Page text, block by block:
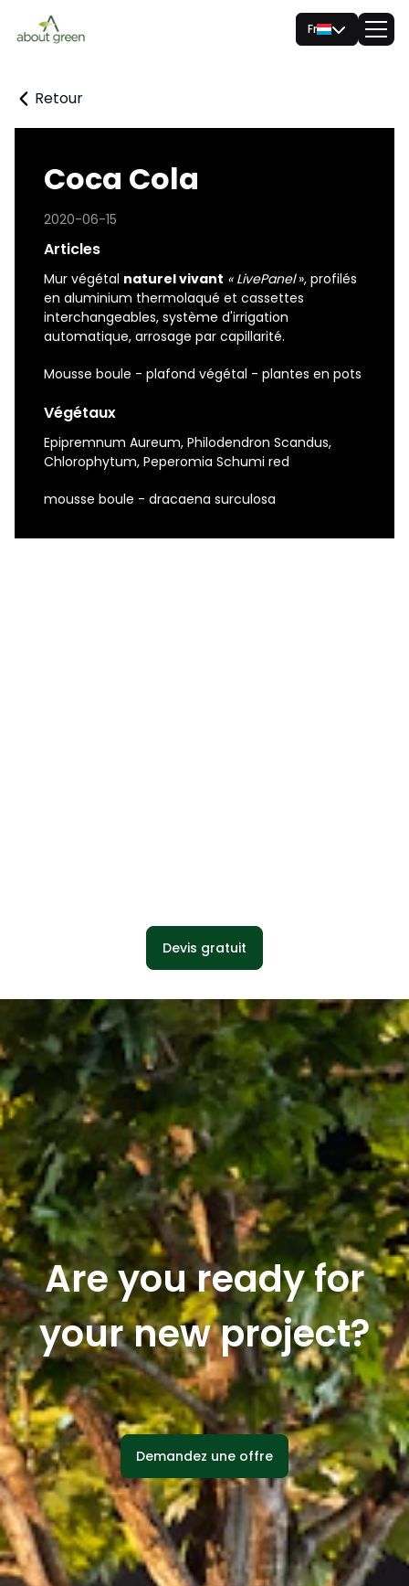
Fr
Retour
Coca Cola
2020-06-15
Articles
Mur végétal naturel vivant « LivePanel», profilés
en aluminium thermolaqué et cassettes
interchangeables, système d'irrigation
automatique, arrosage par capillarité.
Mousse boule - plafond végétal - plantes en pots
Végétaux
Epipremnum Aureum, Philodendron Scandus,
Chlorophytum, Peperomia Schumi red
mousse boule - dracaena surculosa
Devis gratuit
Are you ready for
your new project?
Demandez une offre